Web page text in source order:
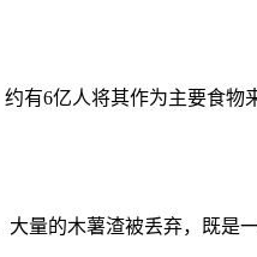
有6亿人将其作为主要食物
量的木薯渣被丢弃，既是